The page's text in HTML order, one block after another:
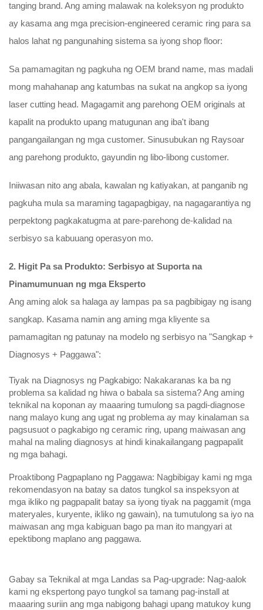
tanging brand. Ang aming malawak na koleksyon ng produkto
ay kasama ang mga precision-engineered ceramic ring para sa
halos lahat ng pangunahing sistema sa iyong shop floor:
Sa pamamagitan ng pagkuha ng OEM brand name, mas madali
mong mahahanap ang katumbas na sukat na angkop sa iyong
laser cutting head. Magagamit ang parehong OEM originals at
kapalit na produkto upang matugunan ang iba't ibang
pangangailangan ng mga customer. Sinusubukan ng Raysoar
ang parehong produkto, gayundin ng libo-libong customer.
Iniiwasan nito ang abala, kawalan ng katiyakan, at panganib ng
pagkuha mula sa maraming tagapagbigay, na nagagarantiya ng
perpektong pagkakatugma at pare-parehong de-kalidad na
serbisyo sa kabuuang operasyon mo.
2. Higit Pa sa Produkto: Serbisyo at Suporta na
Pinamumunuan ng mga Eksperto
Ang aming alok sa halaga ay lampas pa sa pagbibigay ng isang
sangkap. Kasama namin ang aming mga kliyente sa
pamamagitan ng patunay na modelo ng serbisyo na "Sangkap +
Diagnosys + Paggawa":
Tiyak na Diagnosys ng Pagkabigo: Nakakaranas ka ba ng
problema sa kalidad ng hiwa o babala sa sistema? Ang aming
teknikal na koponan ay maaaring tumulong sa pagdi-diagnose
nang malayo kung ang ugat ng problema ay may kinalaman sa
pagsusuot o pagkabigo ng ceramic ring, upang maiwasan ang
mahal na maling diagnosys at hindi kinakailangang pagpapalit
ng mga bahagi.
Proaktibong Pagpaplano ng Paggawa: Nagbibigay kami ng mga
rekomendasyon na batay sa datos tungkol sa inspeksyon at
mga ikliko ng pagpapalit batay sa iyong tiyak na paggamit (mga
materyales, kuryente, ikliko ng gawain), na tumutulong sa iyo na
maiwasan ang mga kabiguan bago pa man ito mangyari at
epektibong maplano ang paggawa.
Gabay sa Teknikal at mga Landas sa Pag-upgrade: Nag-aalok
kami ng ekspertong payo tungkol sa tamang pag-install at
maaaring suriin ang mga nabigong bahagi upang matukoy kung